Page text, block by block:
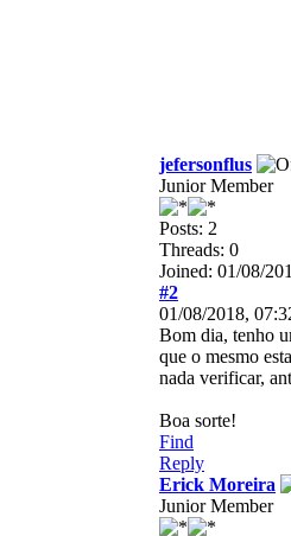
jefersonflus
Junior Member
Posts: 2
Threads: 0
Joined: 01/08/
#2
01/08/2018,
Bom dia, tenho
que o mesmo
nada verificar,
Boa sorte!
Find
Reply
Erick Moreira
Junior Member